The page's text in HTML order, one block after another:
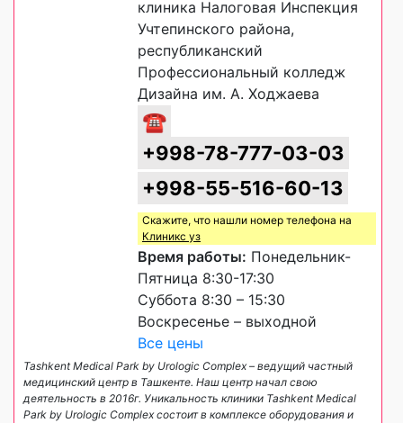
клиника Налоговая Инспекция
Учтепинского района,
республиканский
Профессиональный колледж
Дизайна им. А. Ходжаева
☎
+998-78-777-03-03
+998-55-516-60-13
Скажите, что нашли номер телефона на
Клиникс уз
Время работы: Понедельник-
Пятница 8:30-17:30
Суббота 8:30 – 15:30
Воскресенье – выходной
Все цены
Tashkent Medical Park by Urologic Complex – ведущий частный
медицинский центр в Ташкенте. Наш центр начал свою
деятельность в 2016г. Уникальность клиники Tashkent Medical
Park by Urologic Complex состоит в комплексе оборудования и